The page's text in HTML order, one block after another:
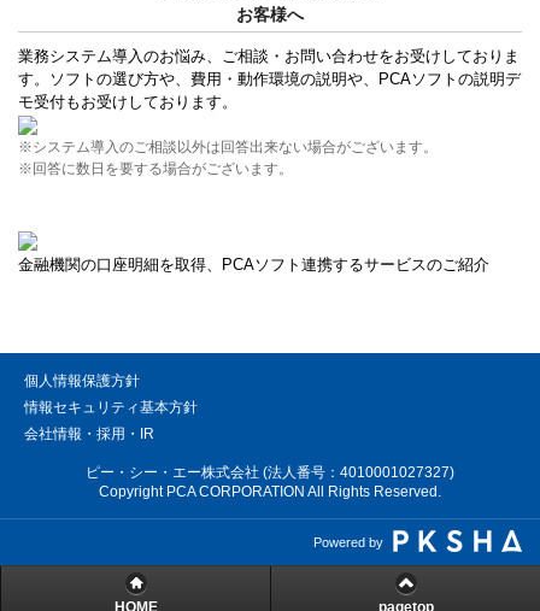
お客様へ
業務システム導入のお悩み、ご相談・お問い合わせをお受けしておりま
す。ソフトの選び方や、費用・動作環境の説明や、PCAソフトの説明デ
モ受付もお受けしております。
※システム導入のご相談以外は回答出来ない場合がございます。
※回答に数日を要する場合がございます。
金融機関の口座明細を取得、PCAソフト連携するサービスのご紹介
個人情報保護方針
情報セキュリティ基本方針
会社情報・採用・IR
ピー・シー・エー株式会社 (法人番号：4010001027327)
Copyright PCA CORPORATION All Rights Reserved.
Powered by
HOME pagetop